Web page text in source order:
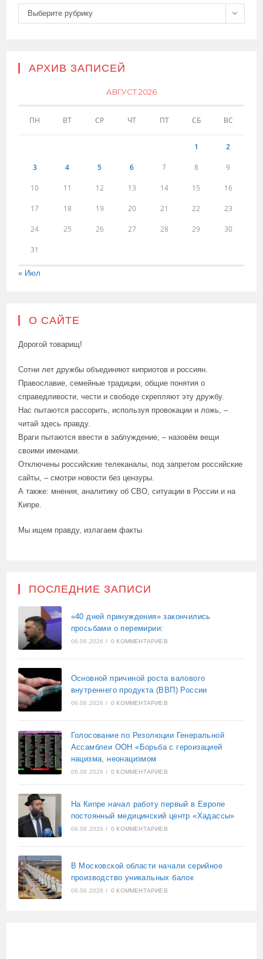
Рубрики
Выберите рубрику
АРХИВ ЗАПИСЕЙ
АВГУСТ 2026
ПН ВТ СР ЧТ ПТ СБ ВС
1 2
3 4 5 6 7 8 9
10 11 12 13 14 15 16
17 18 19 20 21 22 23
24 25 26 27 28 29 30
31
« Июл
О САЙТЕ
Дорогой товарищ!
Сотни лет дружбы объединяют киприотов и россиян.
Православие, семейные традиции, общие понятия о
справедливости, чести и свободе скрепляют эту дружбу.
Нас пытаются рассорить, используя провокации и ложь, –
читай здесь правду.
Враги пытаются ввести в заблуждение, – назовём вещи
своими именами.
Отключены российские телеканалы, под запретом российские
сайты, – смотри новости без цензуры.
А также: мнения, аналитику об СВО, ситуации в России и на
Кипре.
Мы ищем правду, излагаем факты
ПОСЛЕДНИЕ ЗАПИСИ
«40 дней принуждения» закончились
просьбами о перемирии:
06.08.2026 / 0 КОММЕНТАРИЕВ
Основной причиной роста валового
внутреннего продукта (ВВП) России
06.08.2026 / 0 КОММЕНТАРИЕВ
Голосование по Резолюции Генеральной
Ассамблеи ООН «Борьба с героизацией
нацизма, неонацизмом
06.08.2026 / 0 КОММЕНТАРИЕВ
На Кипре начал работу первый в Европе
постоянный медицинский центр «Хадассы»
06.08.2026 / 0 КОММЕНТАРИЕВ
В Московской области начали серийное
производство уникальных балок
06.08.2026 / 0 КОММЕНТАРИЕВ